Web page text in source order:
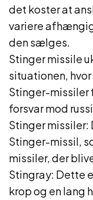
det koster at
variere
den sælges.
Stinger missile
situationen,
Stinger-missiler
forsvar mod
Stinger
Stinger-missil,
missiler, der
Stingray: Dette
krop og en lang